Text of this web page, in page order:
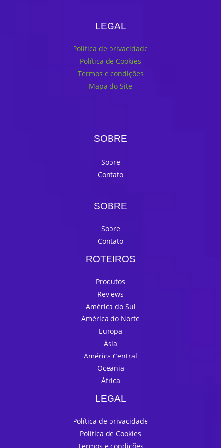
LEGAL
Política de privacidade
Política de Cookies
Termos e condições
Mapa do Site
SOBRE
Sobre
Contato
SOBRE
Sobre
Contato
ROTEIROS
Produtos
Reviews
América do Sul
América do Norte
Europa
Ásia
América Central
Oceania
África
LEGAL
Política de privacidade
Política de Cookies
Termos e condições